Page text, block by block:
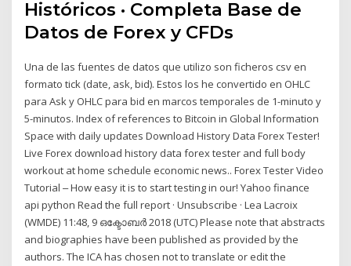
Históricos · Completa Base de
Datos de Forex y CFDs
Una de las fuentes de datos que utilizo son ficheros csv en
formato tick (date, ask, bid). Estos los he convertido en OHLC
para Ask y OHLC para bid en marcos temporales de 1-minuto y
5-minutos. Index of references to Bitcoin in Global Information
Space with daily updates Download History Data Forex Tester!
Live Forex download history data forex tester and full body
workout at home schedule economic news.. Forex Tester Video
Tutorial ‒ How easy it is to start testing in our! Yahoo finance
api python Read the full report · Unsubscribe · Lea Lacroix
(WMDE) 11:48, 9 ഒക്ടോബർ 2018 (UTC) Please note that abstracts
and biographies have been published as provided by the
authors. The ICA has chosen not to translate or edit the